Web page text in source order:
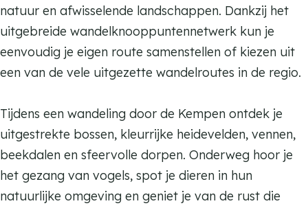
natuur en afwisselende landschappen. Dankzij het
uitgebreide wandelknooppuntennetwerk kun je
eenvoudig je eigen route samenstellen of kiezen uit
een van de vele uitgezette wandelroutes in de regio.
Tijdens een wandeling door de Kempen ontdek je
uitgestrekte bossen, kleurrijke heidevelden, vennen,
beekdalen en sfeervolle dorpen. Onderweg hoor je
het gezang van vogels, spot je dieren in hun
natuurlijke omgeving en geniet je van de rust die